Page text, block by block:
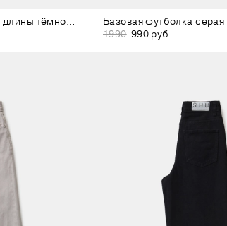
Джинсовые шорты средней длины тёмно-синие
Базовая футболка серая
1990 990 руб.